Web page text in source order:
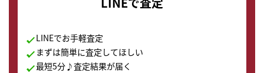
LINEでお手軽査定
まずは簡単に査定してほしい
最短5分♪査定結果が届く